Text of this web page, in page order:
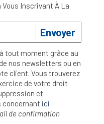
Vous Inscrivant À La
Envoyer
tout moment grâce au
nos newsletters ou en
client. Vous trouverez
de votre droit
et
concernant ici
de confirmation